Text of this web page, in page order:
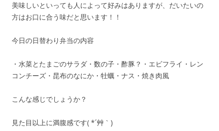
美味しいといっても人によって好みはありますが、だいたいの
方はお口に合う味だと思います！！
今日の日替わり弁当の内容
・水菜とたまごのサラダ・数の子・酢豚？・エビフライ・レン
コンチーズ・昆布のなにか・牡蠣・ナス・焼き肉風
こんな感じでしょうか？
見た目以上に満腹感です( *´艸｀)